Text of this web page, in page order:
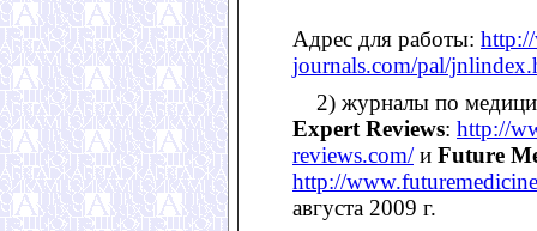
Адрес для работы:
journals.com/pal/
2) журналы по
Expert Reviews: http://
reviews.com/и Future
http://
августа 2009 г.